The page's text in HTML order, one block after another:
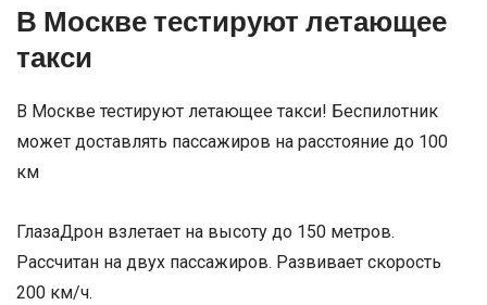
В Москве тестируют летающее
такси
В Москве тестируют летающее такси! Беспилотник
может доставлять пассажиров на расстояние до 100
км
ГлазаДрон взлетает на высоту до 150 метров.
Рассчитан на двух пассажиров. Развивает скорость
200 км/ч.